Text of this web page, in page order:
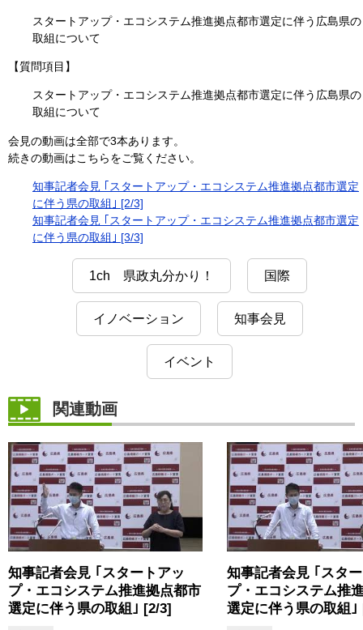
スタートアップ・エコシステム推進拠点都市選定に伴う広島県の
取組について
【質問項目】
スタートアップ・エコシステム推進拠点都市選定に伴う広島県の
取組について
会見の動画は全部で3本あります。
続きの動画はこちらをご覧ください。
知事記者会見 ｢スタートアップ・エコシステム推進拠点都市選定
に伴う県の取組｣ [2/3]
知事記者会見 ｢スタートアップ・エコシステム推進拠点都市選定
に伴う県の取組｣ [3/3]
1ch 県政丸分かり！ 国際
イノベーション 知事会見
イベント
関連動画
知事記者会見 ｢スタートアッ
プ・エコシステム推進拠点都市
選定に伴う県の取組｣ [2/3]
知事記者会見 ｢スタ
プ・エコシステム推
選定に伴う県の取組｣